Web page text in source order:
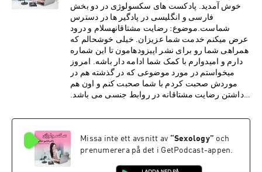
کند.· بررسی شخصیت های جنسی
مختلف· پیچیدگی انسان ها تاثیر بسیاری در نوع
برانگیختگی روانی جنسی در افراد دارد.درباره دکتر
نازنین معالیدکتر نازنین معالی، روانشناس بالینی و
پژوهشگر روابط جنسی، دارای بورد فوق تخصصی در
بیمارستان کایزر هستند. هم اکنون مطب ایشان در
شهر لس آنجلس به صورت ویدیو تراپی، پذیرای
درمان مدد جویان می باشد. دکتر معالی با مطالعات و
تحقیقاتی گسترده در زمینه های گوناگون روانشناسی،
تجربیات و دانسته های خود از طریق رسانه های
هستند.دوره آموزش
جنسی:https://www.intimacyrewired.comکد
تخفیف Dr. Moaliما را در صفحات اجتماعی دنبال
خوش آمدید. پادکست های سکسولوژی در دو بخش
فارسی و انگلیسی در پادگیر ها در دسترس
شماست.موضوع: رضایت مشتاقانهسلام و درود
عرض میکنم خدمت شما عزیزان. خیلی خوشحالم که
همراهی شما رو برای نشر اپیزودهامون تا این شماره
دارم و امیدوارم با کمک شما ادامه دار باشه. امروز
میخواستم در مورد موضوعی که در گذشته هم در
موردش صحبت کردم با شما صحبت کنم و اون هم
داشتن رضایت مشتاقانه در روابط جنسی می باشد.
اشاره کرد:· مسئله رضایت مشتاقانه مرتبط با
مشتاقانه قرارداد دائمی نیست و هر شخص می تواند
در لحظه این رضایت را پس بگیرد· نداشتن
رضایت حتی در روابط زناشویی هم میتواند نوعی از
Missa inte ett avsnitt av “Sexology” och
prenumerera på det i GetPodcast-appen.